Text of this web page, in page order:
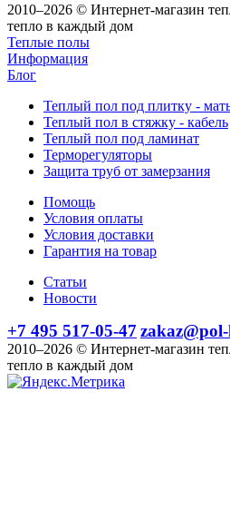
2010–2026 © Интернет-магазин
тепло в каждый дом
Теплые полы
Информация
Блог
Теплый пол под плитку -
Теплый пол в стяжку - кабель
Теплый пол под ламинат
Терморегуляторы
Защита труб от замерзания
Помощь
Условия оплаты
Условия доставки
Гарантия на товар
Статьи
Новости
+7 495 517-05-47
2010–2026 © Интернет-магазин
тепло в каждый дом